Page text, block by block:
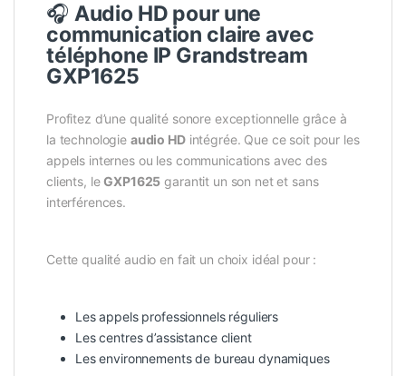
🎧 Audio HD pour une
communication claire avec
téléphone IP Grandstream
GXP1625
Profitez d’une qualité sonore exceptionnelle grâce à
la technologie audio HDintégrée. Que ce soit pour les
appels internes ou les communications avec des
clients, leGXP1625 garantit un son net et sans
interférences.
Cette qualité audio en fait un choix idéal pour :
Les appels professionnels réguliers
Les centres d’assistance client
Les environnements de bureau dynamiques